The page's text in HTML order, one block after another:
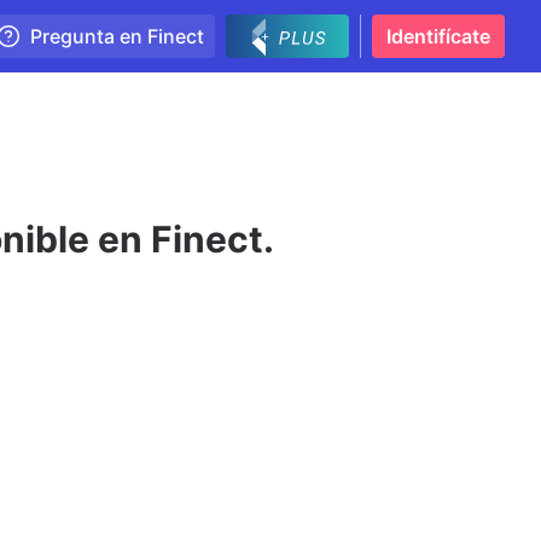
Pregunta en Finect Identifícate
en Finect.